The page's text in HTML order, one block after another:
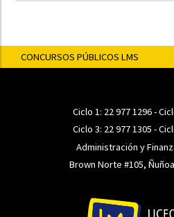
CONCURSOS PÚBLICOS LMS
Ciclo 1: 22 977 1296-
Ciclo 3: 22 977 1305 -
Administración y
Brown Norte #105,